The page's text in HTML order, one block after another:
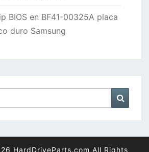
BIOS en BF41-00325A placa
duro Samsung
HardDriveParts.com All Rights